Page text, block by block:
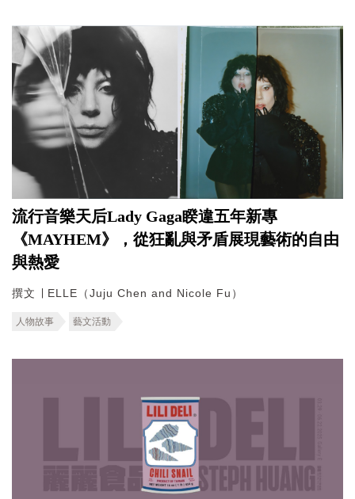
流行音樂天后Lady Gaga睽違五年新專
《MAYHEM》，從狂亂與矛盾展現藝術的自由
與熱愛
撰文 ∣ ELLE（Juju Chen and Nicole Fu）
人物故事 藝文活動